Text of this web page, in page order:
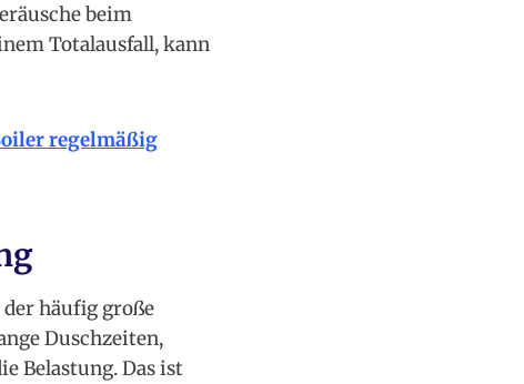
beim
Totalausfall, kann
regelmäßig
häufig große
Duschzeiten,
Belastung. Das ist